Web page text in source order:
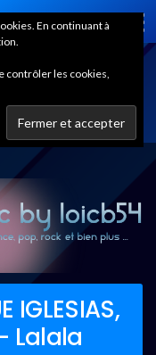
IGLESIAS,
Lalala
En continuant à
contrôler les cookies,